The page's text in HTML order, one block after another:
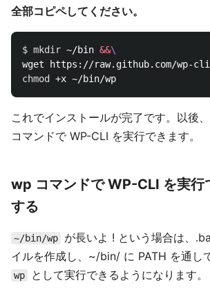
全部コピペしてください。
$ mkdir ~/bin &&\
wget https://raw.github.com/wp-
chmod
これでインストールが完了です。以後、
コマンドで WP-CLI を実行できます。
wp コマンドで WP-CLI を実行
する
~/bin/wp
が長いよ ! という場合は、
イルを作成し、~/bin/ に PATH を通し
wp として実行できるようになります。